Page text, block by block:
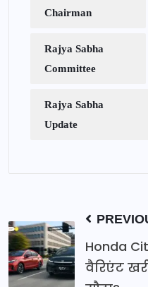
Chairman
Rajya Sabha
Committee
Rajya Sabha
Update
Honda
वैरिएंट